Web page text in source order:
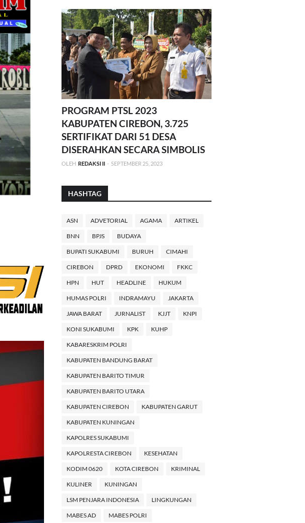
PROGRAM PTSL 2023
KABUPATEN CIREBON, 3.725
SERTIFIKAT DARI 51 DESA
DISERAHKAN SECARA SIMBOLIS
OLEH REDAKSI II - SEPTEMBER 25, 2023
HASHTAG
ASN ADVETORIAL AGAMA ARTIKEL
BNN BPJS BUDAYA
BUPATI SUKABUMI BURUH CIMAHI
CIREBON DPRD EKONOMI FKKC
HPN HUT HEADLINE HUKUM
HUMAS POLRI INDRAMAYU JAKARTA
JAWA BARAT JURNALIST KJJT KNPI
KONI SUKABUMI KPK KUHP
KABARESKRIM POLRI
KABUPATEN BANDUNG BARAT
KABUPATEN BARITO TIMUR
KABUPATEN BARITO UTARA
KABUPATEN CIREBON KABUPATEN GARUT
KABUPATEN KUNINGAN
KAPOLRES SUKABUMI
KAPOLRESTA CIREBON KESEHATAN
KODIM 0620 KOTA CIREBON KRIMINAL
KULINER KUNINGAN
LSM PENJARA INDONESIA LINGKUNGAN
MABES AD MABES POLRI